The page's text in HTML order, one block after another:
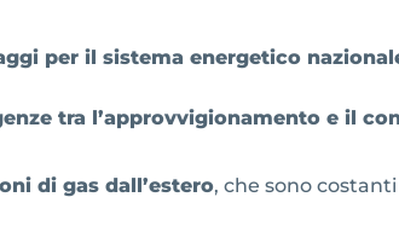
per il sistema energetico
tra l’approvvigionamento e il
di gas dall’estero, che sono